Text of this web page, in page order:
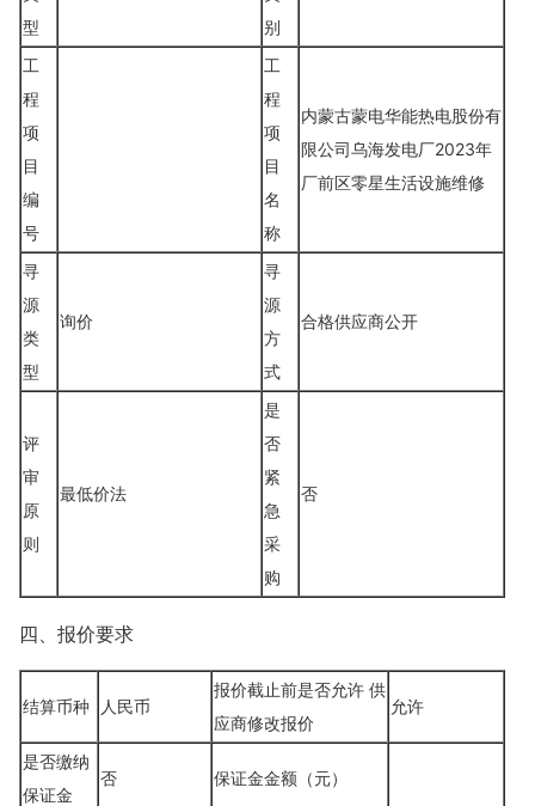
型
别
工
程
项
目
编
号
工
程
项
目
名
称
内蒙古蒙电华能热电股份有
限公司乌海发电厂2023年
厂前区零星生活设施维修
寻
源
类
型
询价
寻
源
方
式
合格供应商公开
评
审
原
则
最低价法
是
否
紧
急
采
购
否
四、报价要求
结算币种 人民币
报价截止前是否允许 供
应商修改报价
允许
是否缴纳
保证金
否 保证金金额（元）